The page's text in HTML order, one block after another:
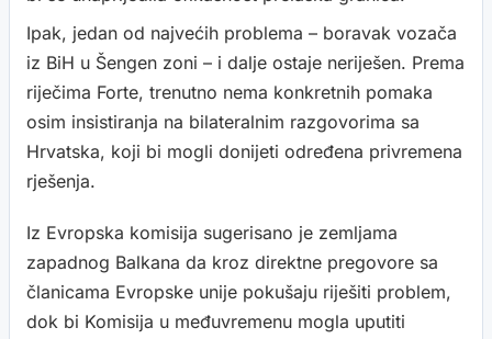
Ipak, jedan od najvećih problema – boravak vozača
iz BiH u Šengen zoni – i dalje ostaje neriješen. Prema
riječima Forte, trenutno nema konkretnih pomaka
osim insistiranja na bilateralnim razgovorima sa
Hrvatska, koji bi mogli donijeti određena privremena
rješenja.
Iz Evropska komisija sugerisano je zemljama
zapadnog Balkana da kroz direktne pregovore sa
članicama Evropske unije pokušaju riješiti problem,
dok bi Komisija u međuvremenu mogla uputiti